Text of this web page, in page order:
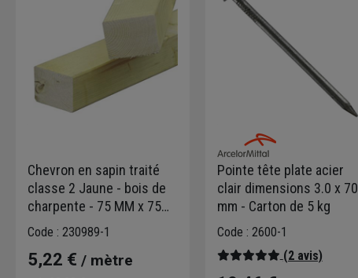
Chevron en sapin traité
classe 2 Jaune - bois de
charpente - 75 MM x 75
MM - longueur 4,00 M
Code : 230989-1
5,22 € / mètre
Pointe tête plate acier
clair dimensions 3.0 x 70
mm - Carton de 5 kg
Code : 2600-1
(2 avis)